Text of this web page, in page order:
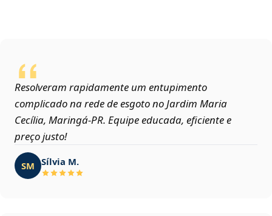
Resolveram rapidamente um entupimento
complicado na rede de esgoto no Jardim Maria
Cecília, Maringá‑PR. Equipe educada, eficiente e
preço justo!
SM Sílvia M.